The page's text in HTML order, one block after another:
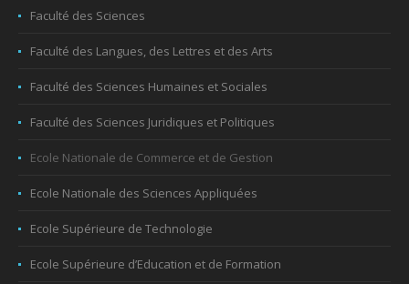
Faculté des Sciences
Faculté des Langues, des Lettres et des Arts
Faculté des Sciences Humaines et Sociales
Faculté des Sciences Juridiques et Politiques
Ecole Nationale de Commerce et de Gestion
Ecole Nationale des Sciences Appliquées
Ecole Supérieure de Technologie
Ecole Supérieure d’Education et de Formation